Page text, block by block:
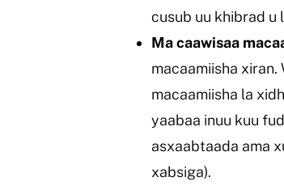
cusub uu khibrad u
Ma caawisaa
macaamiisha xiran.
macaamiisha la
yaabaa inuu kuu
asxaabtaada ama
xabsiga).